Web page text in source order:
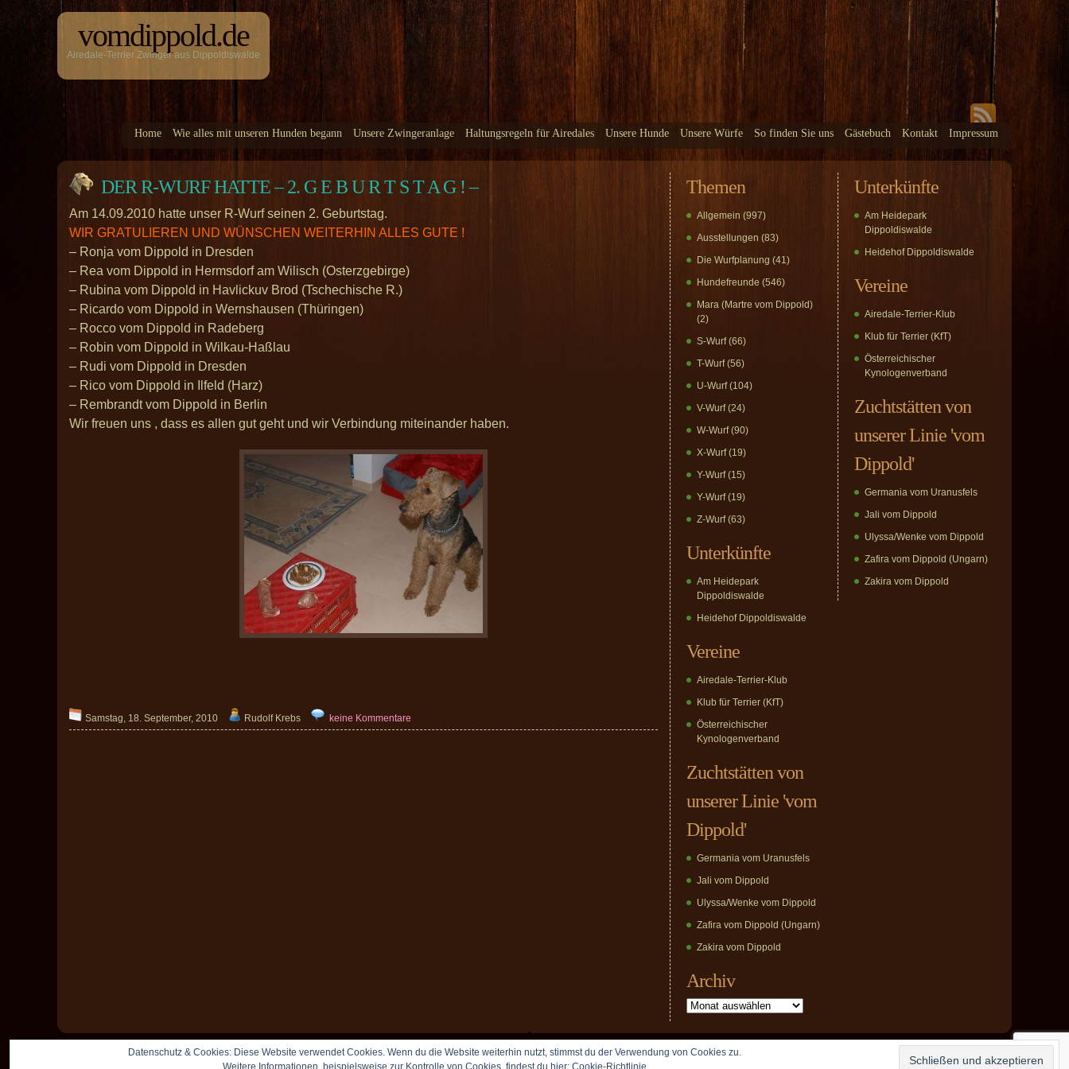
vomdippold.de
Airedale-Terrier Zwinger aus Dippoldiswalde
Home Wie alles mit unseren Hunden begann Unsere Zwingeranlage Haltungsregeln für Airedales Unsere Hunde Unsere Würfe So finden Sie uns Gästebuch Kontakt Impressum
DER R-WURF HATTE – 2. G E B U R T S T A G ! –
Am 14.09.2010 hatte unser R-Wurf seinen 2. Geburtstag.
WIR GRATULIEREN UND WÜNSCHEN WEITERHIN ALLES GUTE !
– Ronja vom Dippold in Dresden
– Rea vom Dippold in Hermsdorf am Wilisch (Osterzgebirge)
– Rubina vom Dippold in Havlickuv Brod (Tschechische R.)
– Ricardo vom Dippold in Wernshausen (Thüringen)
– Rocco vom Dippold in Radeberg
– Robin vom Dippold in Wilkau-Haßlau
– Rudi vom Dippold in Dresden
– Rico vom Dippold in Ilfeld (Harz)
– Rembrandt vom Dippold in Berlin
Wir freuen uns , dass es allen gut geht und wir Verbindung miteinander haben.
Samstag, 18. September, 2010 Rudolf Krebs keine Kommentare
Themen
Allgemein (997)
Ausstellungen (83)
Die Wurfplanung (41)
Hundefreunde (546)
Mara (Martre vom Dippold)
(2)
S-Wurf(66)
T-Wurf(56)
U-Wurf(104)
V-Wurf(24)
W-Wurf(90)
X-Wurf(19)
Y-Wurf(15)
Y-Wurf(19)
Z-Wurf(63)
Unterkünfte
Am Heidepark
Dippoldiswalde
Heidehof Dippoldiswalde
Vereine
Airedale-Terrier-Klub
Klub für Terrier (KfT)
Österreichischer
Kynologenverband
Zuchtstätten von
unserer Linie 'vom
Dippold'
Germania vom Uranusfels
Jali vom Dippold
Ulyssa/Wenke vom Dippold
Zafira vom Dippold (Ungarn)
Zakira vom Dippold
Archiv
Archiv
Unterkünfte
Am Heidepark
Dippoldiswalde
Heidehof Dippoldiswalde
Vereine
Airedale-Terrier-Klub
Klub für Terrier (KfT)
Österreichischer
Kynologenverband
Zuchtstätten von
unserer Linie 'vom
Dippold'
Germania vom Uranusfels
Jali vom Dippold
Ulyssa/Wenke vom Dippold
Zafira vom Dippold (Ungarn)
Zakira vom Dippold
Copyright © 2009 vomDippold.de. All rights reserved.
Datenschutz & Cookies: Diese Website verwendet Cookies. Wenn du die Website weiterhin nutzt, stimmst du der Verwendung von Cookies zu.
Weitere Informationen, beispielsweise zur Kontrolle von Cookies, findest du hier:Cookie-Richtlinie